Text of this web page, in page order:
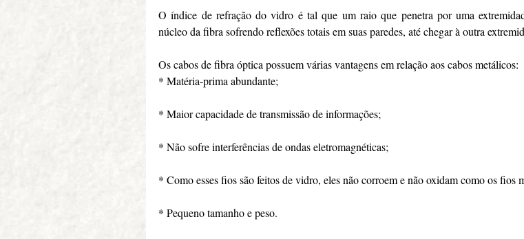
O índice de refração do vidro é tal que um raio que penetra por uma
núcleo da fibra sofrendo reflexões totais em suas paredes, até chegar à outra
Os cabos de fibra óptica possuem várias vantagens em relação aos cabos metálicos:
* Matéria-prima abundante;
* Maior capacidade de transmissão de informações;
* Não sofre interferências de ondas eletromagnéticas;
* Como esses fios são feitos de vidro, eles não corroem e não oxidam como os fios
* Pequeno tamanho e peso.